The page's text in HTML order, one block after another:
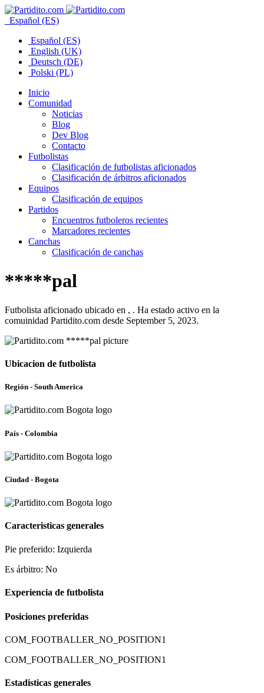
Español (ES)
Español (ES)
English (UK)
Deutsch (DE)
Polski (PL)
Inicio
Comunidad
Noticias
Blog
Dev Blog
Contacto
Futbolistas
Clasificación de futbolistas aficionados
Clasificación de árbitros aficionados
Equipos
Clasificación de equipos
Partidos
Encuentros futboleros recientes
Marcadores recientes
Canchas
Clasificación de canchas
*****pal
Futbolista aficionado ubicado en , . Ha estado activo en la
comuinidad Partidito.com desde September 5, 2023.
Ubicacion de futbolista
Región - South America
País - Colombia
Ciudad - Bogota
Caracteristicas generales
Pie preferido: Izquierda
Es árbitro: No
Experiencia de futbolista
Posiciones preferidas
COM_FOOTBALLER_NO_POSITION1
COM_FOOTBALLER_NO_POSITION1
Estadisticas generales